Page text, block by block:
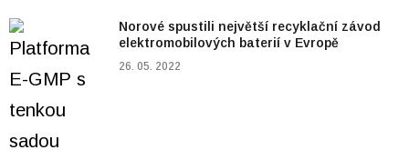
Norové spustili největší recyklační závod
elektromobilových baterií v Evropě
26. 05. 2022